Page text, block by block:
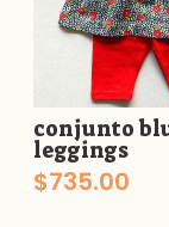
conjunto
leggings
$735.00